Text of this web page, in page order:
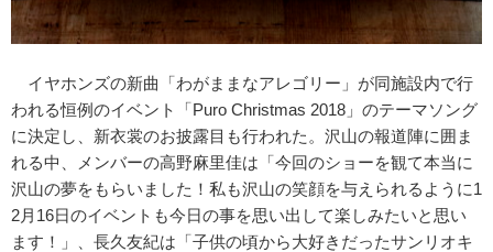
イヤホンズの新曲「わがままなアレゴリー」が同施設内で行
われる恒例のイベント「Puro Christmas 2018」のテーマソング
に決定し、新衣裳のお披露目も行われた。沢山の報道陣に囲ま
れる中、メンバーの高野麻里佳は「今回のショーを観て本当に
沢山の夢をもらいました！私も沢山の笑顔を与えられるように1
2月16日のイベントも今日の事を思い出して楽しみたいと思い
ます！」、長久友紀は「子供の頃から大好きだったサンリオキ